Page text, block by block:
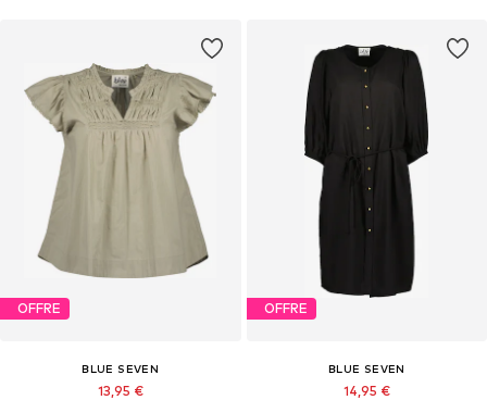
OFFRE
BLUE SEVEN
13,95 €
OFFRE
BLUE SEVEN
14,95 €